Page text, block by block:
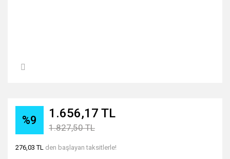
%9 1.656,17 TL
1.827,50 TL
276,03 TL den başlayan taksitlerle!